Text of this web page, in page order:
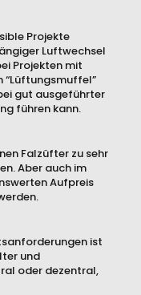
Projekte
Luftwechsel
Projekten mit
“Lüftungsmuffel”
gut ausgeführter
führen kann.
Falzüfter zu sehr
Aber auch im
Aufpreis
ist
und
oder dezentral,